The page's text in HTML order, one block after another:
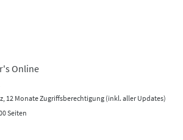
Online
12 Monate Zugriffsberechtigung (inkl. aller Updates)
Seiten